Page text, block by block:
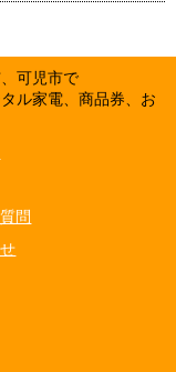
可児市で
ル家電、商品券、お
問